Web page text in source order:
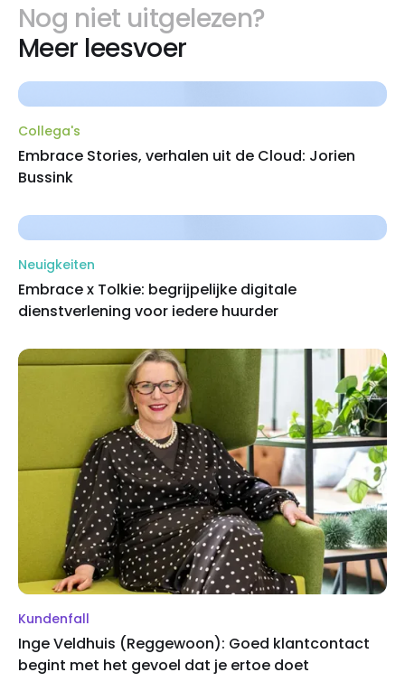
Nog niet uitgelezen?
Meer leesvoer
Collega's
Embrace Stories, verhalen uit de Cloud: Jorien
Bussink
Neuigkeiten
Embrace x Tolkie: begrijpelijke digitale
dienstverlening voor iedere huurder
Kundenfall
Inge Veldhuis (Reggewoon): Goed klantcontact
begint met het gevoel dat je ertoe doet